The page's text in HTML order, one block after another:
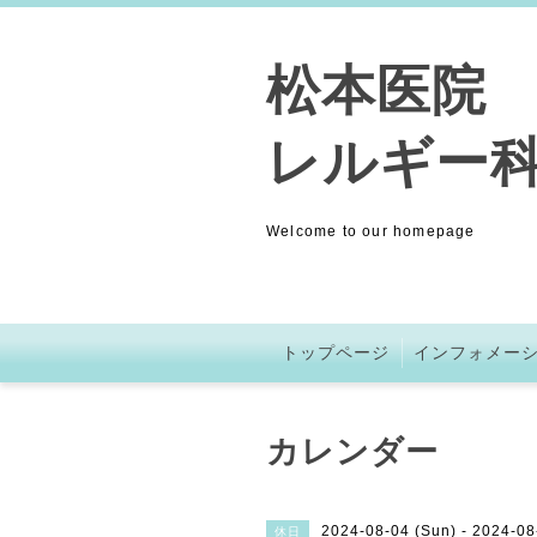
松本医院
レルギー
Welcome to our homepage
トップページ インフォメー
カレンダー
休日 2024-08-04 (Sun) - 2024-